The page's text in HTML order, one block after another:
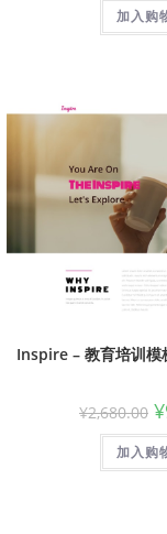
加入购
Inspire – 教育培训
¥2,680.00 ¥
加入购